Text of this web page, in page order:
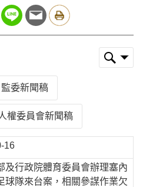
監委新聞稿
權委員會新聞稿
16
及行政院體育委員會辦理塞內
球隊來台案，相關參謀作業欠